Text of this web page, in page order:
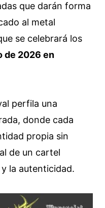
que darán forma
al metal
se celebrará los
de 2026 en
perfila una
donde cada
propia sin
de un cartel
la autenticidad.